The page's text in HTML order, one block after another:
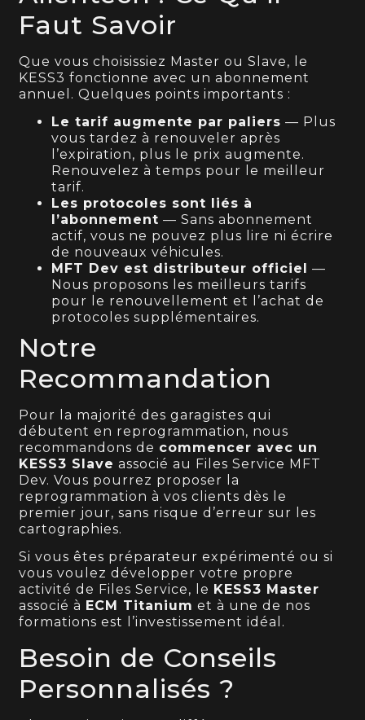
Faut Savoir
Que vous choisissiez Master ou Slave, le
KESS3 fonctionne avec un abonnement
annuel. Quelques points importants :
Le tarif augmente par paliers — Plus
vous tardez à renouveler après
l’expiration, plus le prix augmente.
Renouvelez à temps pour le meilleur
tarif.
Les protocoles sont liés à
l’abonnement — Sans abonnement
actif, vous ne pouvez plus lire ni écrire
de nouveaux véhicules.
MFT Dev est distributeur officiel —
Nous proposons les meilleurs tarifs
pour le renouvellement et l’achat de
protocoles supplémentaires.
Notre
Recommandation
Pour la majorité des garagistes qui
débutent en reprogrammation, nous
recommandons de commencer avec un
KESS3 Slave associé au Files Service MFT
Dev. Vous pourrez proposer la
reprogrammation à vos clients dès le
premier jour, sans risque d’erreur sur les
cartographies.
Si vous êtes préparateur expérimenté ou si
vous voulez développer votre propre
activité de Files Service, le KESS3 Master
associé à ECM Titanium et à une de nos
formations est l’investissement idéal.
Besoin de Conseils
Personnalisés ?